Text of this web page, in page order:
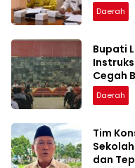
Daerah
Bupati
Cegah
Daerah
Tim
dan